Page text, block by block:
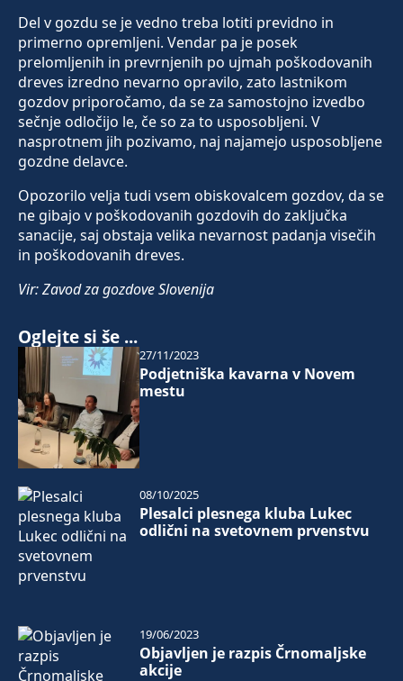
Del v gozdu se je vedno treba lotiti previdno in
primerno opremljeni. Vendar pa je posek
prelomljenih in prevrnjenih po ujmah poškodovanih
dreves izredno nevarno opravilo, zato lastnikom
gozdov priporočamo, da se za samostojno izvedbo
sečnje odločijo le, če so za to usposobljeni. V
nasprotnem jih pozivamo, naj najamejo usposobljene
gozdne delavce.
Opozorilo velja tudi vsem obiskovalcem gozdov, da se
ne gibajo v poškodovanih gozdovih do zaključka
sanacije, saj obstaja velika nevarnost padanja visečih
in poškodovanih dreves.
Vir: Zavod za gozdove Slovenija
Oglejte si še ...
Podjetniška kavarna v Novem
mestu
27/11/2023
Plesalci plesnega kluba Lukec
odlični na svetovnem prvenstvu
08/10/2025
Objavljen je razpis Črnomaljske
akcije
19/06/2023